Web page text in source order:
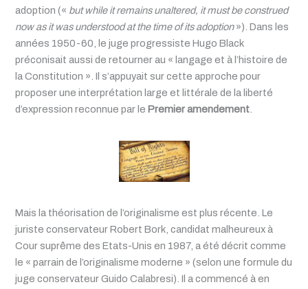
adoption (« but while it remains unaltered, it must be construed
now as it was understood at the time of its adoption»). Dans les
années 1950-60, le juge progressiste Hugo Black
préconisait aussi de retourner au « langage et à l’histoire de
la Constitution ». Il s’appuyait sur cette approche pour
proposer une interprétation large et littérale de la liberté
d’expression reconnue par le Premier amendement
Mais la théorisation de l’originalisme est plus récente. Le
juriste conservateur Robert Bork, candidat malheureux à
Cour suprême des Etats-Unis en 1987, a été décrit comme
le « parrain de l’originalisme moderne » (selon une formule du
juge conservateur Guido Calabresi). Il a commencé à en